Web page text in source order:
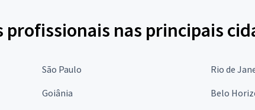
nas principais
São Paulo Rio de
Goiânia Belo